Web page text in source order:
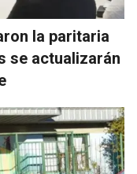
la paritaria
se actualizarán